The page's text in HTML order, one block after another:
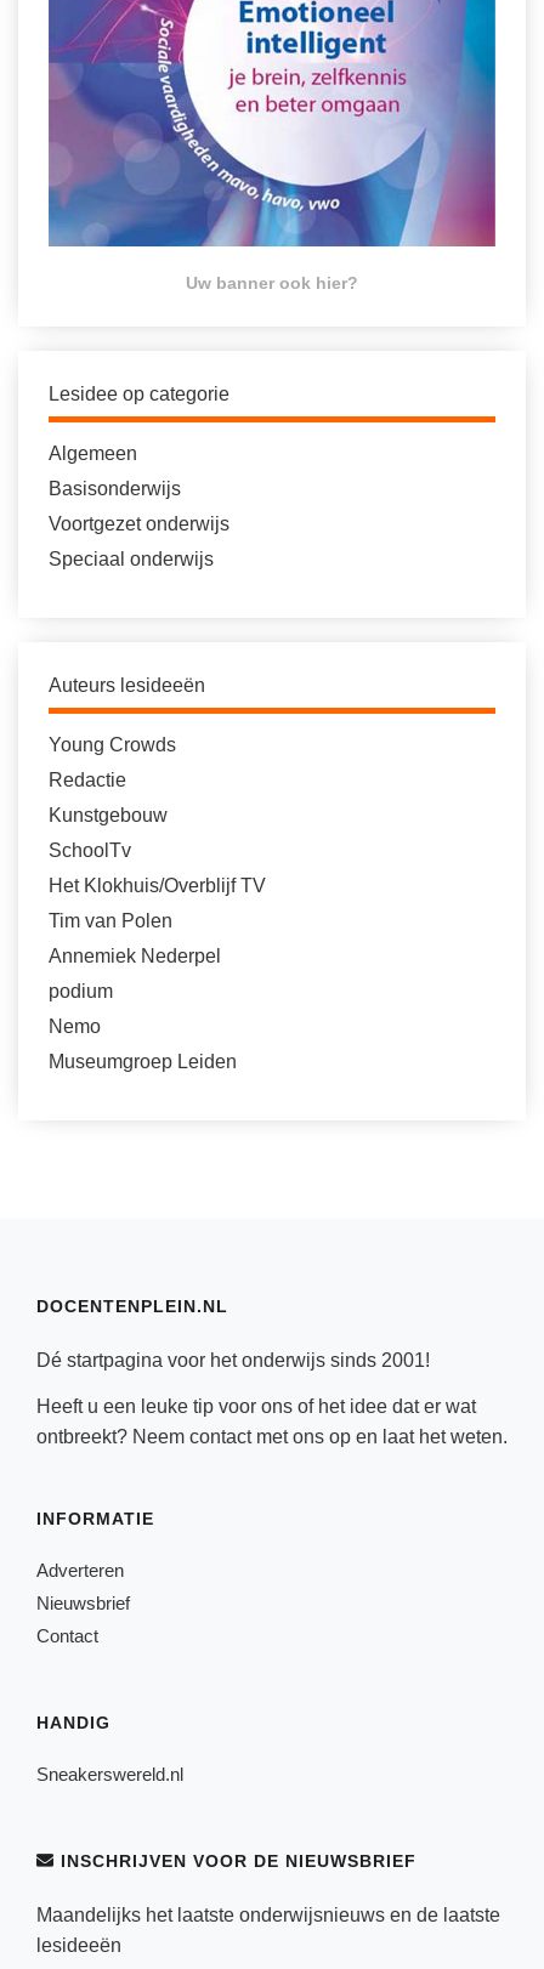
Uw banner ook hier?
Lesidee op categorie
Algemeen
Basisonderwijs
Voortgezet onderwijs
Speciaal onderwijs
Auteurs lesideeën
Young Crowds
Redactie
Kunstgebouw
SchoolTv
Het Klokhuis/Overblijf TV
Tim van Polen
Annemiek Nederpel
podium
Nemo
Museumgroep Leiden
DOCENTENPLEIN.NL
Dé startpagina voor het onderwijs sinds 2001!
Heeft u een leuke tip voor ons of het idee dat er wat
ontbreekt? Neem contactmet ons op en laat het weten.
INFORMATIE
Adverteren
Nieuwsbrief
Contact
HANDIG
Sneakerswereld.nl
INSCHRIJVEN VOOR DE NIEUWSBRIEF
Maandelijks het laatste onderwijsnieuws en de laatste
lesideeën